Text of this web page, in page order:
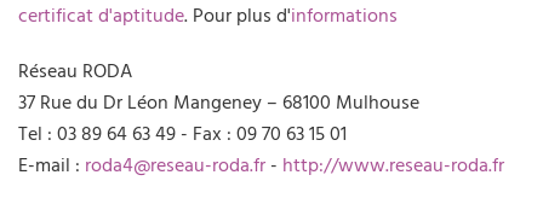
certificat d'aptitude. Pour plus d'informations
Réseau RODA
37 Rue du Dr Léon Mangeney – 68100 Mulhouse
Tel : 03 89 64 63 49 - Fax : 09 70 63 15 01
E-mail : roda4@reseau-roda.fr - http://www.reseau-roda.fr